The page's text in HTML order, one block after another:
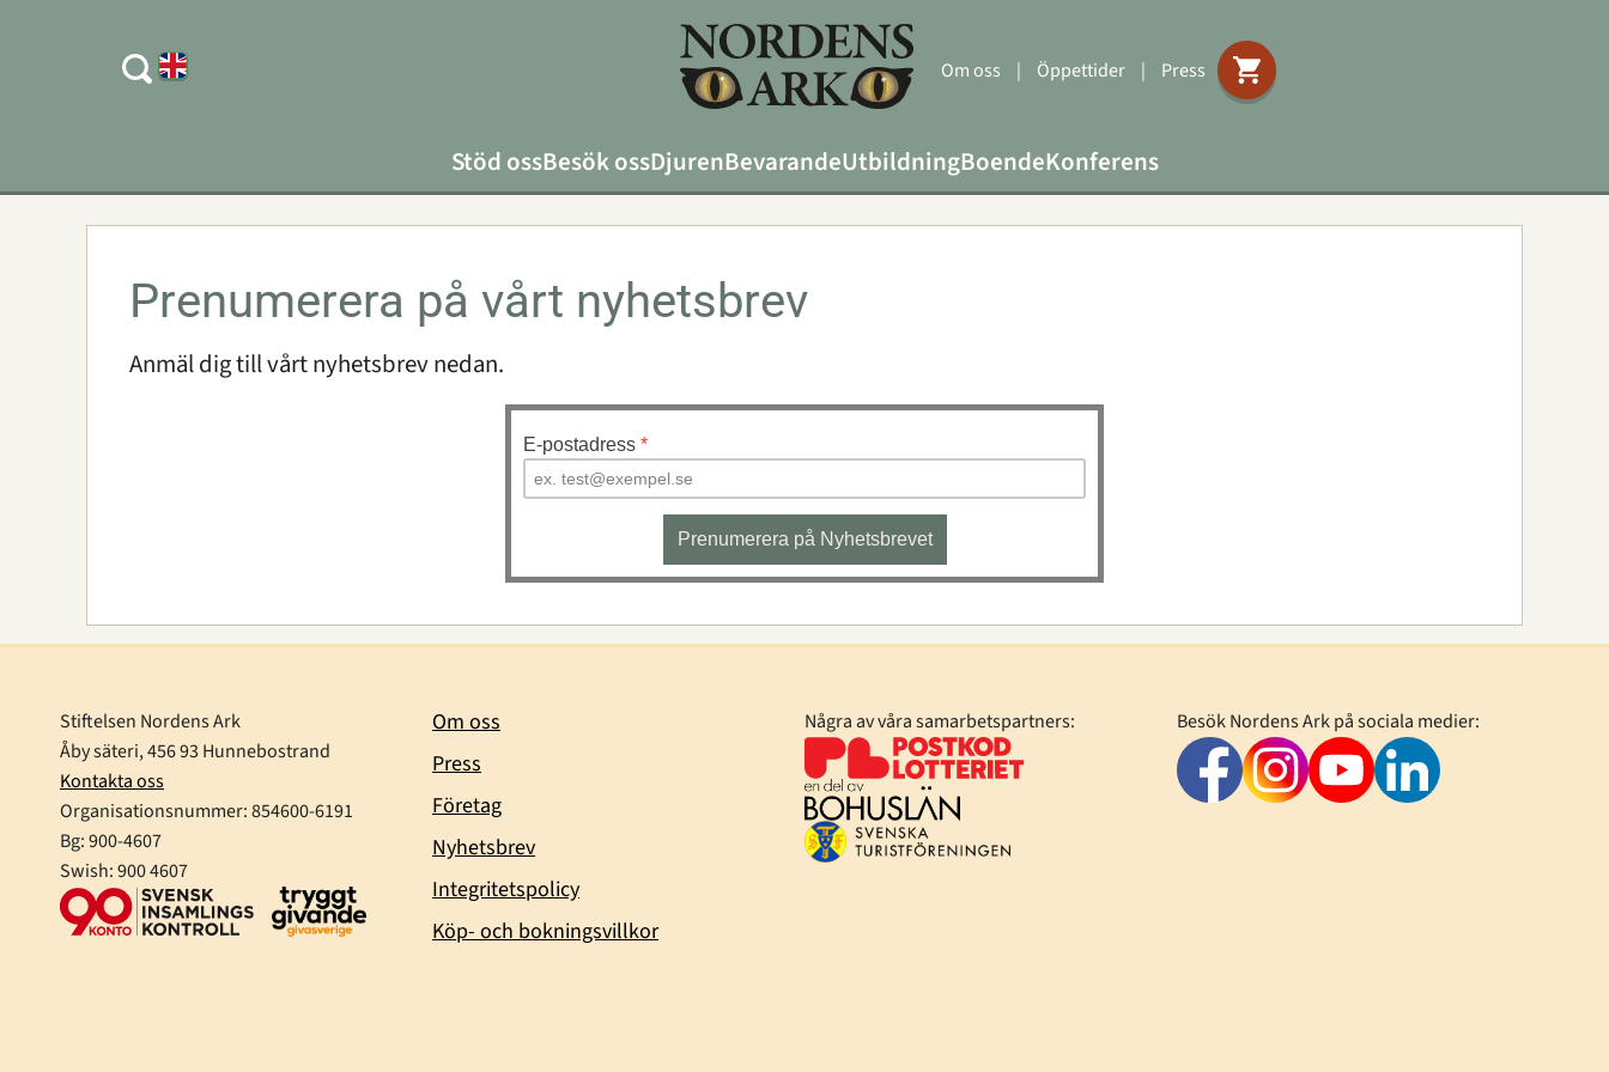
Om oss | Öppettider | Press
Stöd ossBesök ossDjurenBevarandeUtbildningBoendeKonferens
Prenumerera på vårt nyhetsbrev
Anmäl dig till vårt nyhetsbrev nedan.
E-postadress *
Prenumerera på Nyhetsbrevet
Stiftelsen Nordens Ark
Åby säteri, 456 93 Hunnebostrand
Kontakta oss
Organisationsnummer:854600-6191
Bg: 900-4607
Swish: 900 4607
Om oss
Press
Företag
Nyhetsbrev
Integritetspolicy
Köp- och bokningsvillkor
Några av våra samarbetspartners: Besök Nordens Ark på sociala medier: